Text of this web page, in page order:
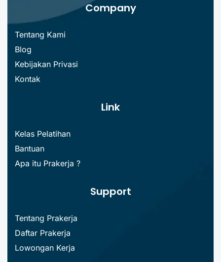
Company
Tentang Kami
Blog
Kebijakan Privasi
Kontak
Link
Kelas Pelatihan
Bantuan
Apa itu Prakerja ?
Support
Tentang Prakerja
Daftar Prakerja
Lowongan Kerja